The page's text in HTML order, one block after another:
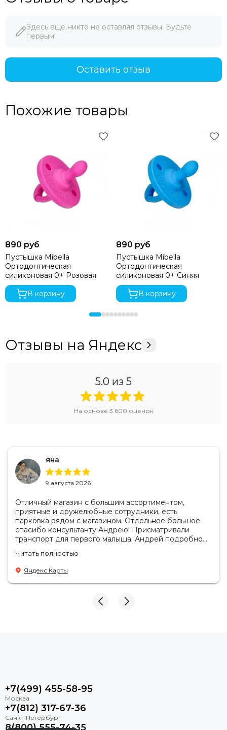
Здесь еще никто не оставлял отзывы. Будьте
первым!
Оставить отзыв
Похожие товары
890 руб
Пустышка Mibella
Ортодонтическая
силиконовая 0+ Розовая
В корзину
890 руб
Пустышка Mibella
Ортодонтическая
силиконовая 0+ Синяя
В корзину
Отзывы на Яндекс
5.0 из 5
На основе 3 600 оценок
яна
9 августа 2026
Отличный магазин с большим ассортиментом,
приятные и дружелюбные сотрудники, есть
парковка рядом с магазином. Отдельное большое
спасибо консультанту Андрею! Присматривали
транспорт для первого малыша. Андрей подробно
автолюлькам, помог сравнить разные варианты и
разобраться в нюансах 🙏
Читать полностью
Яндекс Карты
+7(499) 455-58-95
+7(812) 317-67-36
8(800) 555-74-35